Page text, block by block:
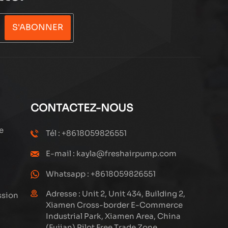
S'ABONNER
CONTACTEZ-NOUS
Tél : +8618059826551
E-mail : kayla@freshairpump.com
Whatsapp : +8618059826551
Adresse : Unit 2, Unit 434, Building 2,
Xiamen Cross-border E-Commerce
Industrial Park, Xiamen Area, China